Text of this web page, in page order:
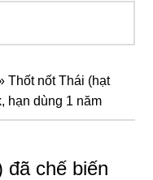
Thốt nốt Thái (hạt
hạn dùng 1 năm
đã chế biến